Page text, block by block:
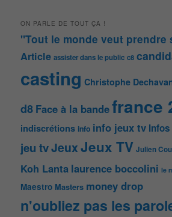
ON PARLE DE TOUT ÇA !
"Tout le monde veut prendre
Article assister dans le public c8
casting Christophe
d8 Face à la bandefrance
indiscrétions info info jeux tv Infos
jeu tvJeuxJeux TV Julien
Koh Lanta laurence boccolini le
Maestro Masters money drop
n'oubliez pas les